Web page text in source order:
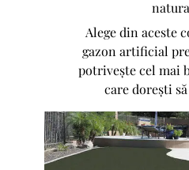
Alege din aceste
gazon artificial
potrivește cel mai
care dorești